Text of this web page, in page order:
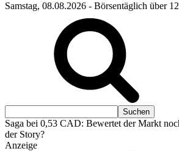
Samstag, 08.08.2026 - Börsentäglich über
Saga bei 0,53 CAD: Bewertet der Markt
der Story?
Anzeige